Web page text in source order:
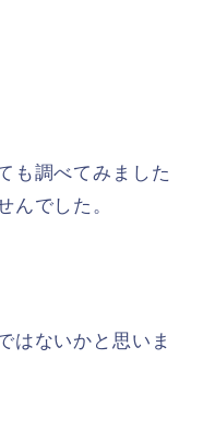
も調べてみました
んでした。
はないかと思いま